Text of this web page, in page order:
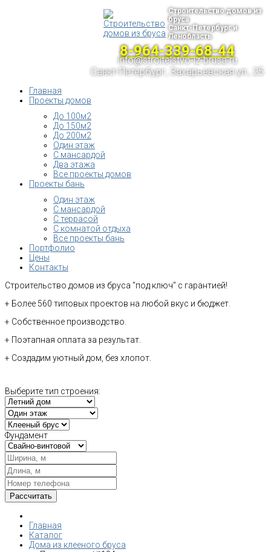
Строительство домов из
бруса
Санкт-Петербург и
Ленобласть
8-964-339-68-44
info@stroitelstvo-iz-brusa.ru
Санкт-Петербург, Захарьевская ул., 25
Главная
Проекты домов
До 100м2
До 150м2
До 200м2
Один этаж
С мансардой
Два этажа
Все проекты домов
Проекты бань
Один этаж
С мансардой
С террасой
С комнатой отдыха
Все проекты бань
Портфолио
Цены
Контакты
Строительство домов из бруса "под ключ" с гарантией!
+ Более 560 типовых проектов на любой вкус и бюджет.
+ Собственное производство.
+ Поэтапная оплата за результат.
+ Создадим уютный дом, без хлопот.
Выберите тип строения:
Фундамент
Главная
Каталог
Дома из клееного бруса